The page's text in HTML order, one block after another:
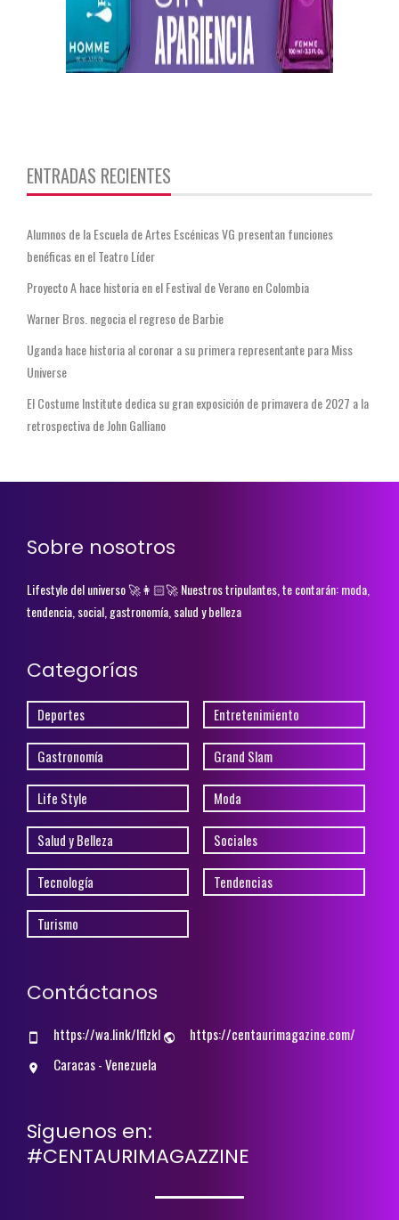
ENTRADAS RECIENTES
Alumnos de la Escuela de Artes Escénicas VG presentan funciones
benéficas en el Teatro Líder
Proyecto A hace historia en el Festival de Verano en Colombia
Warner Bros. negocia el regreso de Barbie
Uganda hace historia al coronar a su primera representante para Miss
Universe
El Costume Institute dedica su gran exposición de primavera de 2027 a la
retrospectiva de John Galliano
Sobre nosotros
Lifestyle del universo 🚀👩🏻‍🚀 Nuestros tripulantes, te contarán: moda,
tendencia, social, gastronomía, salud y belleza
Categorías
Deportes Entretenimiento
Gastronomía Grand Slam
Life Style Moda
Salud y Belleza Sociales
Tecnología Tendencias
Turismo
Contáctanos
https://wa.link/lflzkl
https://centaurimagazine.com/
Caracas - Venezuela
Siguenos en:
#CENTAURIMAGAZZINE